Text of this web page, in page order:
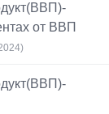
от ВВП